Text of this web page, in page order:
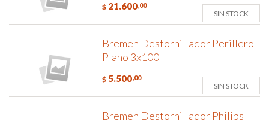
$ 21.600,00
SIN STOCK
Bremen Destornillador Perillero
Plano 3x100
$ 5.500,00
SIN STOCK
Bremen Destornillador Philips